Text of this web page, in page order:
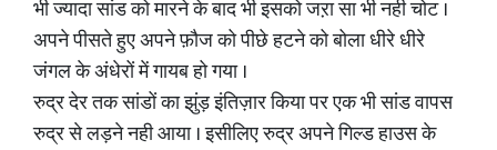
भी ज्यादा सांड को मारने के बाद भी इसको जऱा सा भी नही चोट ।
अपने पीसते हुए अपने फ़ौज को पीछे हटने को बोला धीरे धीरे
जंगल के अंधेरों में गायब हो गया ।
रुद्र देर तक सांडों का झुंड़ इंतिज़ार किया पर एक भी सांड वापस
रुद्र से लड़ने नही आया । इसीलिए रुद्र अपने गिल्ड हाउस के